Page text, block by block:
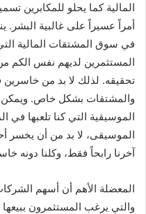
المالية كما يحلو للمكابرين
أمراً عسيراً على غالبية البشر.
في سوق المشتقات المالية
المستثمرين لديهم نفس الكم
تحقيقه. لذلك لا بد من
والمشتقات بشكل خاص. ويمكن
الموسيقية التي كنا تلعبها
الموسيقى، لا بد من أن يخسر
آخرنا رابحاً فقط، وكلنا دونه
المعضلة الأهم أن أسهم
والتي يرغب المستثمرون